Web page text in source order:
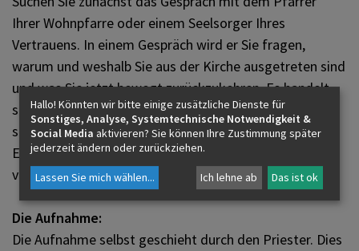
Ihrer Wohnpfarre oder einem Seelsorger Ihres
Vertrauens. In einem Gespräch wird er Sie fragen,
warum und weshalb Sie aus der Kirche ausgetreten sind
und was Sie jetzt bewegt zurückzukehren. Es handelt
sich dabei um keine Prüfung und kein Ausfragen,
sondern um ein ehrliches Gespräch. Niemand soll zum
Eintritt überredet werden, aber es soll auch niemand
verwehrt werden.
Die Aufnahme:
Die Aufnahme selbst geschieht durch den Priester. Dies
Hallo! Könnten wir bitte einige zusätzliche Dienste für
Sonstiges, Analyse, Systemtechnische Notwendigkeit &
Social Media aktivieren? Sie können Ihre Zustimmung später
jederzeit ändern oder zurückziehen.
Lassen Sie mich wählen... Ich lehne ab Das ist ok